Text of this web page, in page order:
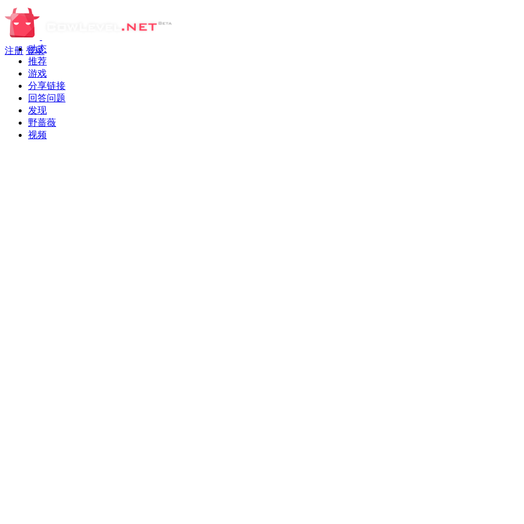
注册 登录
动态
推荐
游戏
分享链接
回答问题
发现
野蔷薇
视频